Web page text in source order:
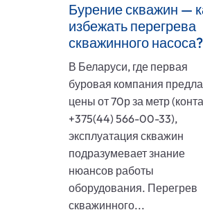
Бурение скважин —
избежать перегрева
скважинного насоса?
В Беларуси, где первая
буровая компания
цены от 70р за метр
+375(44) 566-00-33),
эксплуатация скважин
подразумевает знание
нюансов работы
оборудования. Перегрев
скважинного...